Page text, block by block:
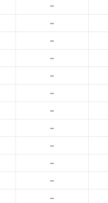
~
~
~
~
~
~
~
~
~
~
~
~